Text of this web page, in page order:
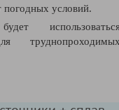
погодных условий.